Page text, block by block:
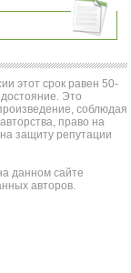
этот срок равен 50-
Это
соблюдая
право на
защиту репутации
данном сайте
авторов.